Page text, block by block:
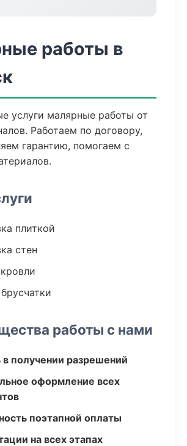
работы в
услуги малярные работы от
Работаем по договору,
гарантию, помогаем с
плиткой
стен
работы с нами
получении разрешений
оформление всех
поэтапной оплаты
на всех этапах